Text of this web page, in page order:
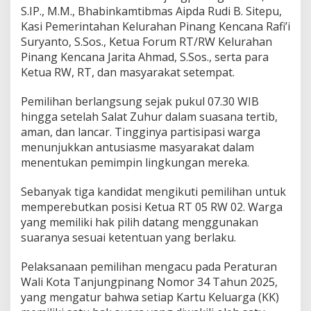
S.IP., M.M., Bhabinkamtibmas Aipda Rudi B. Sitepu,
Kasi Pemerintahan Kelurahan Pinang Kencana Rafi’i
Suryanto, S.Sos., Ketua Forum RT/RW Kelurahan
Pinang Kencana Jarita Ahmad, S.Sos., serta para
Ketua RW, RT, dan masyarakat setempat.
Pemilihan berlangsung sejak pukul 07.30 WIB
hingga setelah Salat Zuhur dalam suasana tertib,
aman, dan lancar. Tingginya partisipasi warga
menunjukkan antusiasme masyarakat dalam
menentukan pemimpin lingkungan mereka.
Sebanyak tiga kandidat mengikuti pemilihan untuk
memperebutkan posisi Ketua RT 05 RW 02. Warga
yang memiliki hak pilih datang menggunakan
suaranya sesuai ketentuan yang berlaku.
Pelaksanaan pemilihan mengacu pada Peraturan
Wali Kota Tanjungpinang Nomor 34 Tahun 2025,
yang mengatur bahwa setiap Kartu Keluarga (KK)